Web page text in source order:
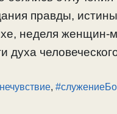
правды,
неделя
духа
,